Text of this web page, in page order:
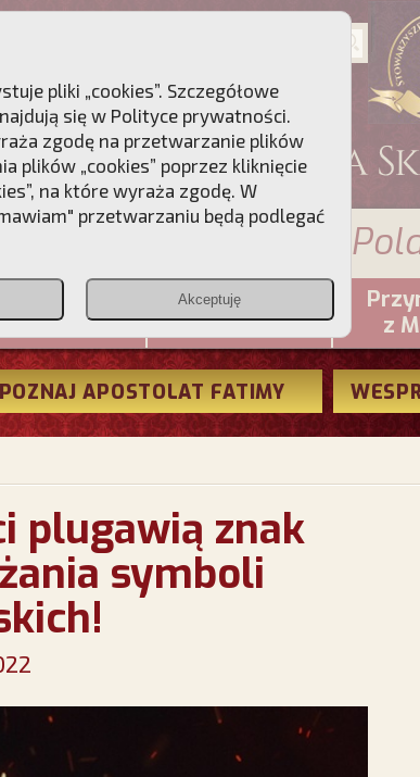
Przebudźmy sumienia
Christiana
PCh24.pl
z
APOSTOLAT FATIMY
plugawią znak
symboli
pliki „cookies”. Szczegółowe
się w Polityce prywatności.
zgodę na przetwarzanie plików
plików „cookies” poprzez kliknięcie
na które wyraża zgodę. W
przetwarzaniu będą podlegać
Akceptuję